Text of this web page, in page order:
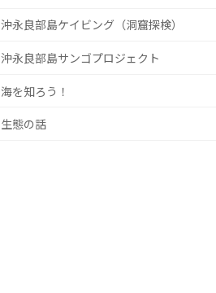
沖永良部島ケイビング（洞窟探検）
沖永良部島サンゴプロジェクト
海を知ろう！
生態の話